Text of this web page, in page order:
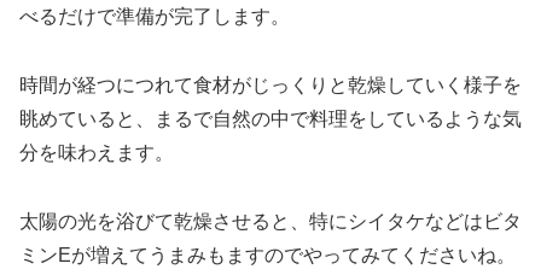
べるだけで準備が完了します。
時間が経つにつれて食材がじっくりと乾燥していく様子を
眺めていると、まるで自然の中で料理をしているような気
分を味わえます。
太陽の光を浴びて乾燥させると、特にシイタケなどはビタ
ミンEが増えてうまみもますのでやってみてくださいね。